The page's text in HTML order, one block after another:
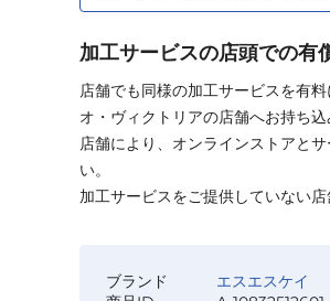
加工サービスの店頭での有
店舗でも同様の加工サービスを有
オ・ヴィクトリアの店舗へお持ち込
店舗により、オンラインストアと
い。
加工サービスをご提供していない
ブランド
エスエスケイ